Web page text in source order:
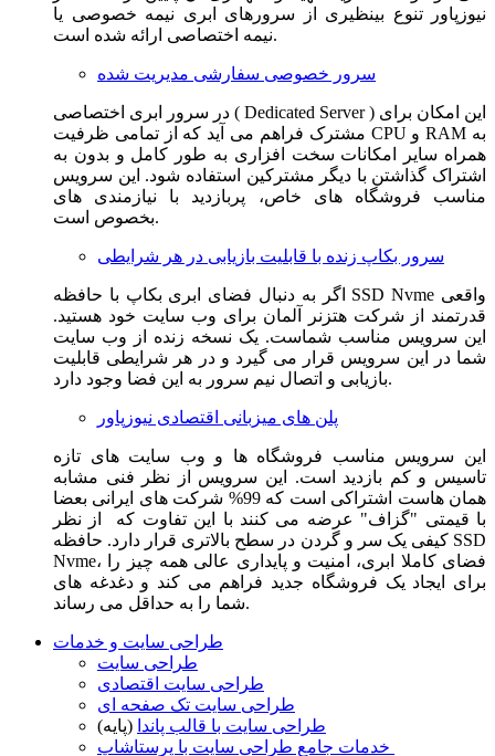
نیوزپاور تنوع بینظیری از سرورهای ابری نیمه خصوصی یا
نیمه اختصاصی ارائه شده است.
سرور خصوصی سفارشی مدیریت شده
در سرور ابری اختصاصی ( Dedicated Server ) این امکان برای
مشترک فراهم می آید که از تمامی ظرفیت CPU و RAM به
همراه سایر امکانات سخت افزاری به طور کامل و بدون به
اشتراک گذاشتن با دیگر مشترکین استفاده شود. این سرویس
مناسب فروشگاه های خاص، پربازدید با نیازمندی های
بخصوص است.
سرور بکاپ زنده با قابلیت بازیابی در هر شرایطی
اگر به دنبال فضای ابری بکاپ با حافظه SSD Nvme واقعی
قدرتمند از شرکت هتزنر آلمان برای وب سایت خود هستید.
این سرویس مناسب شماست. یک نسخه زنده از وب سایت
شما در این سرویس قرار می گیرد و در هر شرایطی قابلیت
بازیابی و اتصال نیم سرور به این فضا وجود دارد.
پلن های میزبانی اقتصادی نیوزپاور
این سرویس مناسب فروشگاه ها و وب سایت های تازه
تاسیس و کم بازدید است. این سرویس از نظر فنی مشابه
همان هاست اشتراکی است که 99% شرکت های ایرانی بعضا
با قیمتی "گزاف" عرضه می کنند با این تفاوت که از نظر
کیفی یک سر و گردن در سطح بالاتری قرار دارد. حافظه SSD
Nvme، فضای کاملا ابری، امنیت و پایداری عالی همه چیز را
برای ایجاد یک فروشگاه جدید فراهم می کند و دغدغه های
شما را به حداقل می رساند.
طراحی سایت و خدمات
طراحی سایت
طراحی سایت اقتصادی
طراحی سایت تک صفحه ای
طراحی سایت با قالب پاندا (پایه)